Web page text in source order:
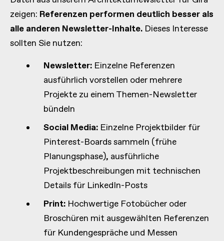
zeigen: Referenzen performen deutlich besser als
alle anderen Newsletter-Inhalte. Dieses Interesse
sollten Sie nutzen:
Newsletter: Einzelne Referenzen
ausführlich vorstellen oder mehrere
Projekte zu einem Themen-Newsletter
bündeln
Social Media: Einzelne Projektbilder für
Pinterest-Boards sammeln (frühe
Planungsphase), ausführliche
Projektbeschreibungen mit technischen
Details für LinkedIn-Posts
Print: Hochwertige Fotobücher oder
Broschüren mit ausgewählten Referenzen
für Kundengespräche und Messen